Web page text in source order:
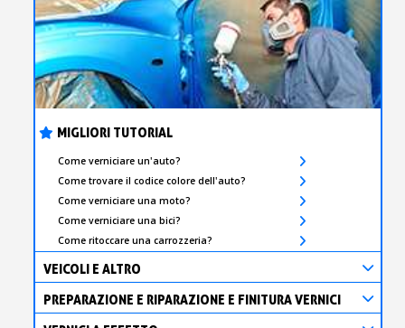
MIGLIORI TUTORIAL
Come verniciare un'auto?
Come trovare il codice colore dell'auto?
Come verniciare una moto?
Come verniciare una bici?
Come ritoccare una carrozzeria?
VEICOLI E ALTRO
PREPARAZIONE E RIPARAZIONE E FINITURA VERNICI